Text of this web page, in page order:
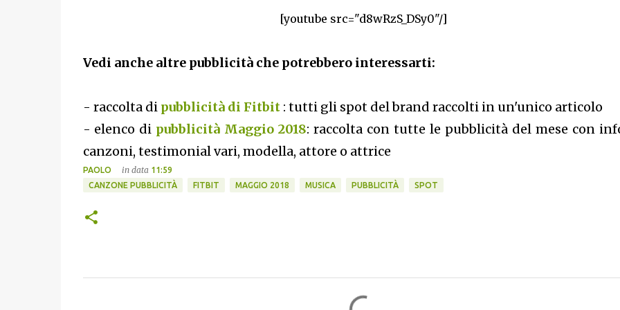
[youtube src="d8wRzS_DSy0"/]
Vedi anche altre pubblicità che potrebbero interessarti:
- raccolta di pubblicità di Fitbit : tutti gli spot del brand raccolti in un'unico articolo
- elenco di pubblicità Maggio 2018: raccolta con tutte le pubblicità del mese con
canzoni, testimonial vari, modella, attore o attrice
PAOLO in data 11:59
CANZONE PUBBLICITÀ
FITBIT MAGGIO 2018 MUSICA PUBBLICITÀ SPOT